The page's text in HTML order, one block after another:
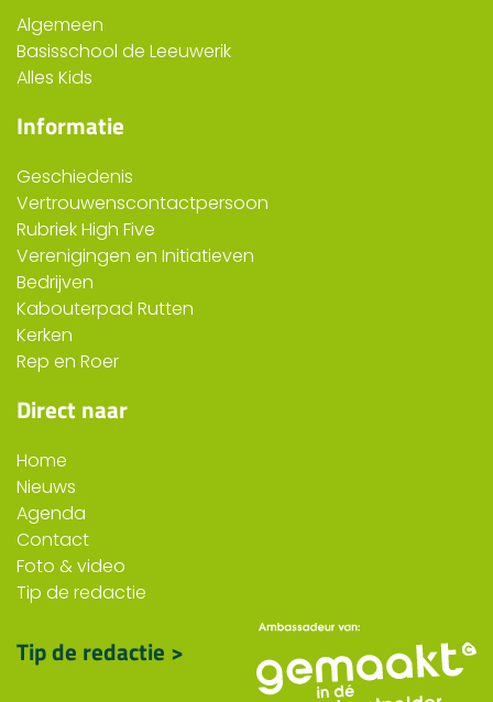
Algemeen
Basisschool de Leeuwerik
Alles Kids
Informatie
Geschiedenis
Vertrouwenscontactpersoon
Rubriek High Five
Verenigingen en Initiatieven
Bedrijven
Kabouterpad Rutten
Kerken
Rep en Roer
Direct naar
Home
Nieuws
Agenda
Contact
Foto & video
Tip de redactie
Tip de redactie >